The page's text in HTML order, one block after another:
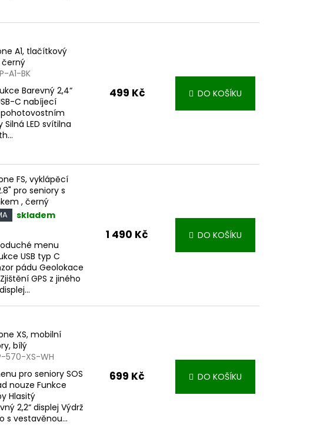
A1, tlačítkový
černý
A1-BK
Barevný 2,4“
C nabíjecí
pohotovostním
LED svítilna
499 Kč DO KOŠÍKU
FS, vyklápěcí
pro seniory s
, černý
skladem
menu
USB typ C
pádu Geolokace
GPS z jiného
1 490 Kč DO KOŠÍKU
XS, mobilní
bílý
570-XS-WH
pro seniory SOS
nouze Funkce
Hlasitý
2,2“ displej Výdrž
s vestavěnou...
699 Kč DO KOŠÍKU